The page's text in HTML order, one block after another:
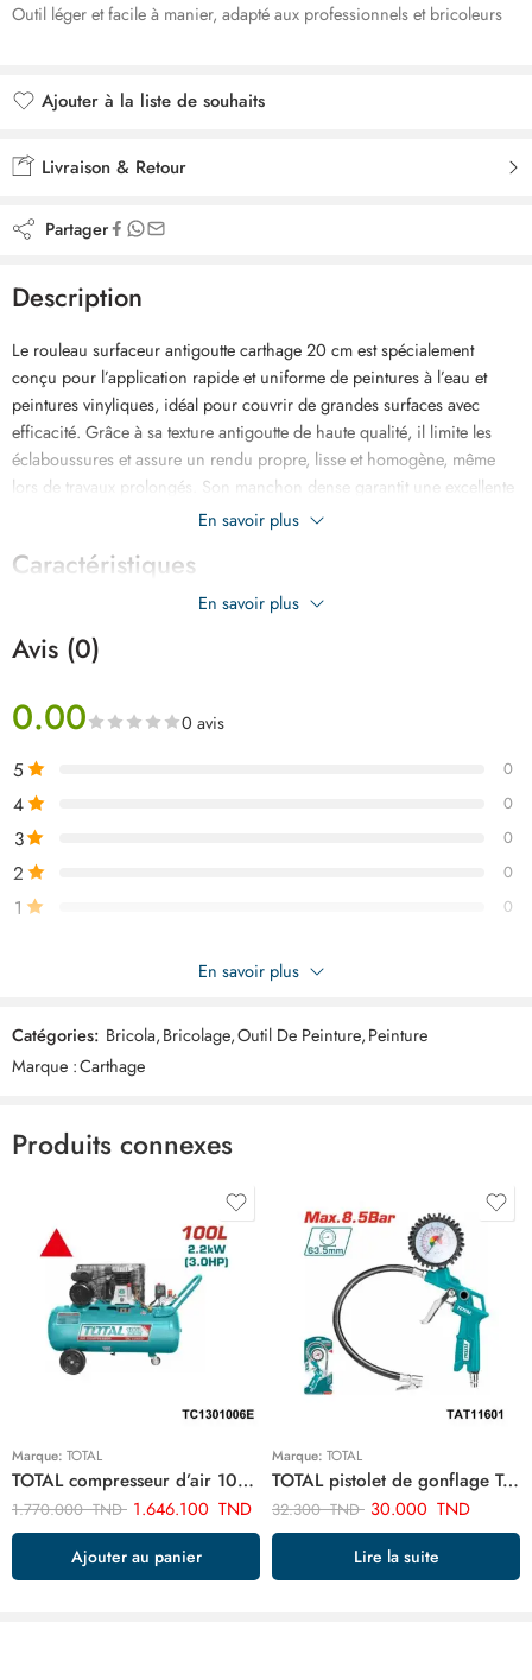
Outil léger et facile à manier, adapté aux professionnels et bricoleurs
Ajouter à la liste de souhaits
Livraison & Retour
Partager
Description
Le rouleau surfaceur antigoutte carthage 20 cm est spécialement
conçu pour l’application rapide et uniforme de peintures à l’eau et
peintures vinyliques, idéal pour couvrir de grandes surfaces avec
efficacité. Grâce à sa texture antigoutte de haute qualité, il limite les
éclaboussures et assure un rendu propre, lisse et homogène, même
lors de travaux prolongés. Son manchon dense garantit une excellente
absorption et restitution de la peinture, réduisant le nombre de
pour les murs, plafonds et grandes zones, offrant un travail précis,
propre et professionnel pour les bricoleurs comme pour les peintres
En savoir plus
Caractéristiques
En savoir plus
Avis (0)
0.00 0 avis
5 0
4 0
3 0
2 0
1 0
Soyez le premier à donner votre avis sur “CARTHAGE Rouleau
surfaceur antigoutte 20cm ART02713”
Commentaires
Il n'y a pas encore de critiques.
En savoir plus
Catégories: Bricola,Bricolage,Outil De Peinture,Peinture
Marque :Carthage
Produits connexes
Marque: TOTAL
TOTAL compresseur d’air 100 litres 3cv TC1301006E
1.770.000TND 1.646.100 TND
Ajouter au panier
Marque: TOTAL
TOTAL pistolet de gonflage TAT11601
32.300TND 30.000 TND
Lire la suite